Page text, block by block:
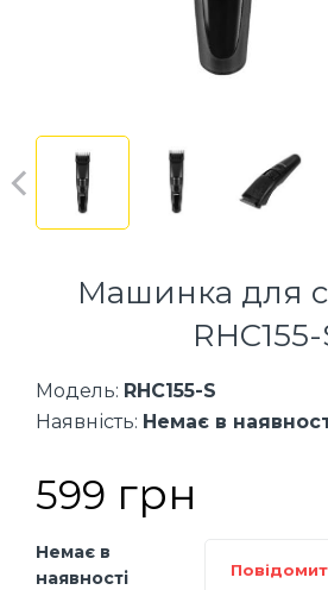
Машинка для
RHC155-
Модель: RHC155-S
Наявність: Немає в
599 грн
Немає в
наявності